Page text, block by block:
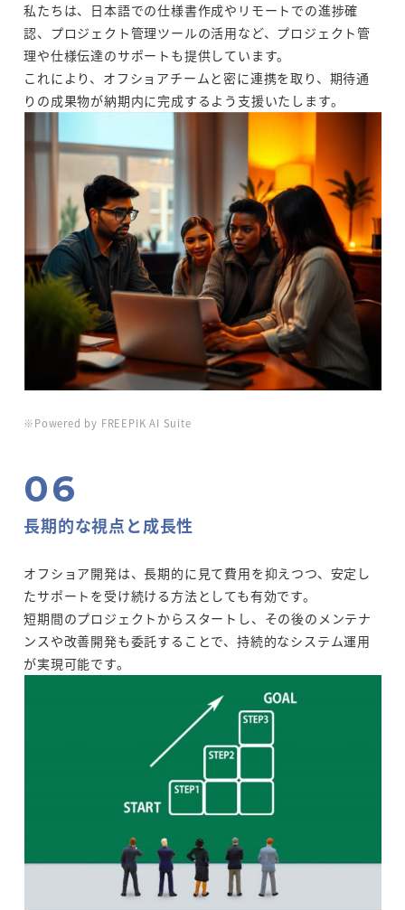
※Powered by FREEPIK AI Suite
私たちは、日本語での仕様書作成やリモートでの進捗確
認、プロジェクト管理ツールの活用など、プロジェクト管
理や仕様伝達のサポートも提供しています。
これにより、オフショアチームと密に連携を取り、期待通
りの成果物が納期内に完成するよう支援いたします。
長期的な視点と成長性
オフショア開発は、長期的に見て費用を抑えつつ、安定し
たサポートを受け続ける方法としても有効です。
短期間のプロジェクトからスタートし、その後のメンテナ
ンスや改善開発も委託することで、持続的なシステム運用
が実現可能です。